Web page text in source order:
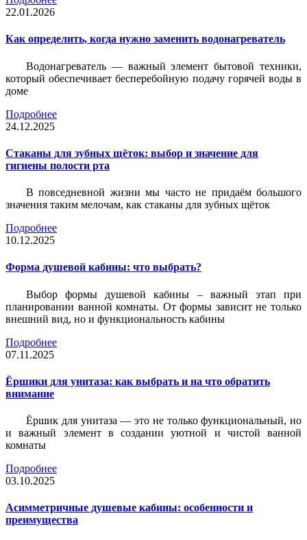
22.01.2026
Как определить, когда нужно заменить водонагреватель
Водонагреватель — важный элемент бытовой техники,
который обеспечивает бесперебойную подачу горячей воды в
доме
Подробнее
24.12.2025
Стаканы для зубных щёток: выбор и значение для
гигиены полости рта
В повседневной жизни мы часто не придаём большого
значения таким мелочам, как стаканы для зубных щёток
Подробнее
10.12.2025
Форма душевой кабины: что выбрать?
Выбор формы душевой кабины – важный этап при
планировании ванной комнаты. От формы зависит не только
внешний вид, но и функциональность кабины
Подробнее
07.11.2025
Ёршики для унитаза: как выбрать и на что обратить
внимание
Ёршик для унитаза — это не только функциональный, но
и важный элемент в создании уютной и чистой ванной
комнаты
Подробнее
03.10.2025
Асимметричные душевые кабины: особенности и
преимущества